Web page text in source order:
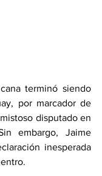
terminó siendo
por marcador de
disputado en
embargo, Jaime
inesperada